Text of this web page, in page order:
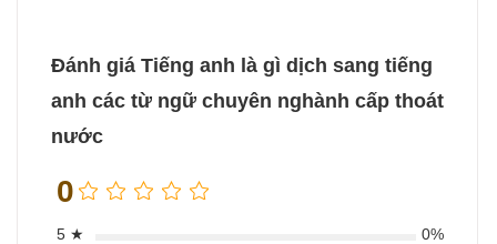
Đánh giá Tiếng anh là gì dịch sang tiếng
anh các từ ngữ chuyên nghành cấp thoát
nước
0
5 ★
0%